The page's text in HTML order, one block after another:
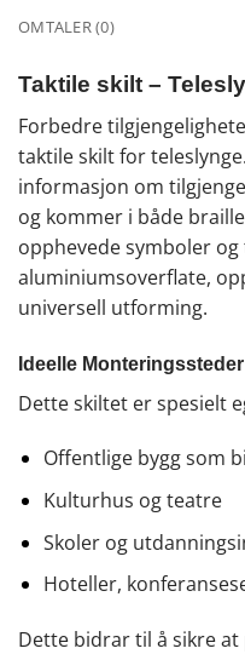
OMTALER (0)
Taktile skilt –
Forbedre
taktile skilt for
informasjon om
og kommer i både
opphevede symboler
aluminiumsoverflate,
universell utforming.
Ideelle
Dette skiltet er spesielt
Offentlige bygg som
Kulturhus og teatre
Skoler og
Hoteller,
Dette bidrar til å sikre